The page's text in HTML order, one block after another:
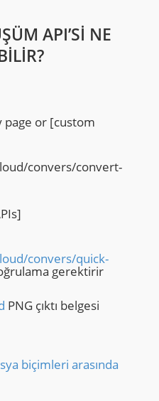
API’SI NE
page or [custom
convers/convert-
convers/quick-
gerektirir
PNG çıktı belgesi
biçimleri arasında